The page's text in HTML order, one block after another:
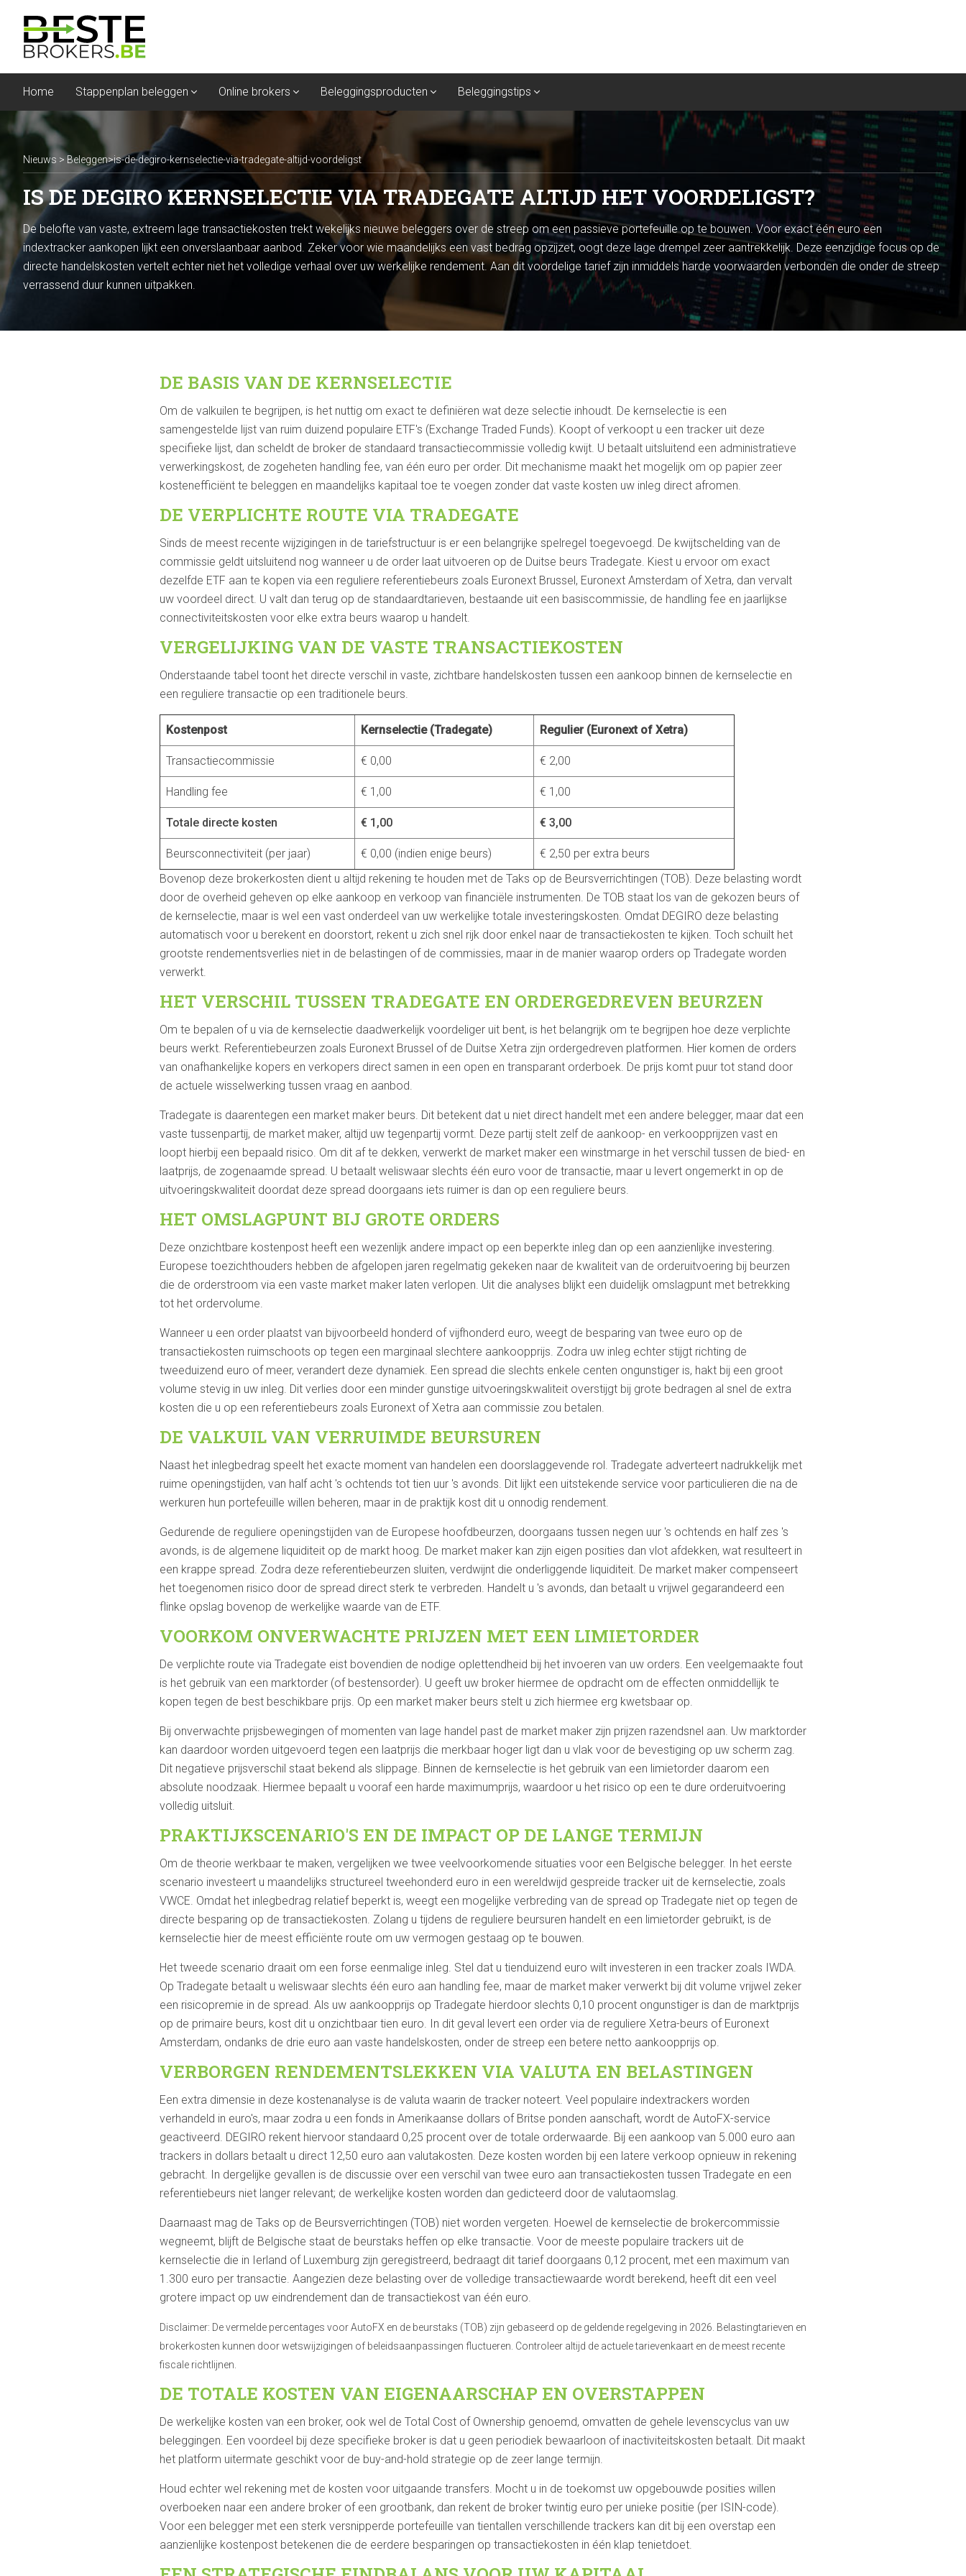
Home Stappenplan beleggen Online brokers Beleggingsproducten Beleggingstips
Nieuws > Beleggen>is-de-degiro-kernselectie-via-tradegate-altijd-voordeligst
IS DE DEGIRO KERNSELECTIE VIA TRADEGATE ALTIJD HET VOORDELIGST?
De belofte van vaste, extreem lage transactiekosten trekt wekelijks nieuwe beleggers over de streep om een passieve portefeuille op te bouwen. Voor exact één euro een
indextracker aankopen lijkt een onverslaanbaar aanbod. Zeker voor wie maandelijks een vast bedrag opzijzet, oogt deze lage drempel zeer aantrekkelijk. Deze eenzijdige focus op de
directe handelskosten vertelt echter niet het volledige verhaal over uw werkelijke rendement. Aan dit voordelige tarief zijn inmiddels harde voorwaarden verbonden die onder de streep
verrassend duur kunnen uitpakken.
DE BASIS VAN DE KERNSELECTIE
Om de valkuilen te begrijpen, is het nuttig om exact te definiëren wat deze selectie inhoudt. De kernselectie is een
samengestelde lijst van ruim duizend populaire ETF's (Exchange Traded Funds). Koopt of verkoopt u een tracker uit deze
specifieke lijst, dan scheldt de broker de standaard transactiecommissie volledig kwijt. U betaalt uitsluitend een administratieve
verwerkingskost, de zogeheten handling fee, van één euro per order. Dit mechanisme maakt het mogelijk om op papier zeer
kostenefficiënt te beleggen en maandelijks kapitaal toe te voegen zonder dat vaste kosten uw inleg direct afromen.
DE VERPLICHTE ROUTE VIA TRADEGATE
Sinds de meest recente wijzigingen in de tariefstructuur is er een belangrijke spelregel toegevoegd. De kwijtschelding van de
commissie geldt uitsluitend nog wanneer u de order laat uitvoeren op de Duitse beurs Tradegate. Kiest u ervoor om exact
dezelfde ETF aan te kopen via een reguliere referentiebeurs zoals Euronext Brussel, Euronext Amsterdam of Xetra, dan vervalt
uw voordeel direct. U valt dan terug op de standaardtarieven, bestaande uit een basiscommissie, de handling fee en jaarlijkse
connectiviteitskosten voor elke extra beurs waarop u handelt.
VERGELIJKING VAN DE VASTE TRANSACTIEKOSTEN
Onderstaande tabel toont het directe verschil in vaste, zichtbare handelskosten tussen een aankoop binnen de kernselectie en
een reguliere transactie op een traditionele beurs.
Kostenpost Kernselectie (Tradegate) Regulier (Euronext of Xetra)
Transactiecommissie € 0,00 € 2,00
Handling fee € 1,00 € 1,00
Totale directe kosten € 1,00 € 3,00
Beursconnectiviteit (per jaar) € 0,00 (indien enige beurs)
€ 2,50 per extra beurs
Bovenop deze brokerkosten dient u altijd rekening te houden met de Taks op de Beursverrichtingen (TOB). Deze belasting wordt
door de overheid geheven op elke aankoop en verkoop van financiële instrumenten. De TOB staat los van de gekozen beurs of
de kernselectie, maar is wel een vast onderdeel van uw werkelijke totale investeringskosten. Omdat DEGIRO deze belasting
automatisch voor u berekent en doorstort, rekent u zich snel rijk door enkel naar de transactiekosten te kijken. Toch schuilt het
grootste rendementsverlies niet in de belastingen of de commissies, maar in de manier waarop orders op Tradegate worden
verwerkt.
HET VERSCHIL TUSSEN TRADEGATE EN ORDERGEDREVEN BEURZEN
Om te bepalen of u via de kernselectie daadwerkelijk voordeliger uit bent, is het belangrijk om te begrijpen hoe deze verplichte
beurs werkt. Referentiebeurzen zoals Euronext Brussel of de Duitse Xetra zijn ordergedreven platformen. Hier komen de orders
van onafhankelijke kopers en verkopers direct samen in een open en transparant orderboek. De prijs komt puur tot stand door
de actuele wisselwerking tussen vraag en aanbod.
Tradegate is daarentegen een market maker beurs. Dit betekent dat u niet direct handelt met een andere belegger, maar dat een
vaste tussenpartij, de market maker, altijd uw tegenpartij vormt. Deze partij stelt zelf de aankoop- en verkoopprijzen vast en
loopt hierbij een bepaald risico. Om dit af te dekken, verwerkt de market maker een winstmarge in het verschil tussen de bied- en
laatprijs, de zogenaamde spread. U betaalt weliswaar slechts één euro voor de transactie, maar u levert ongemerkt in op de
uitvoeringskwaliteit doordat deze spread doorgaans iets ruimer is dan op een reguliere beurs.
HET OMSLAGPUNT BIJ GROTE ORDERS
Deze onzichtbare kostenpost heeft een wezenlijk andere impact op een beperkte inleg dan op een aanzienlijke investering.
Europese toezichthouders hebben de afgelopen jaren regelmatig gekeken naar de kwaliteit van de orderuitvoering bij beurzen
die de orderstroom via een vaste market maker laten verlopen. Uit die analyses blijkt een duidelijk omslagpunt met betrekking
tot het ordervolume.
Wanneer u een order plaatst van bijvoorbeeld honderd of vijfhonderd euro, weegt de besparing van twee euro op de
transactiekosten ruimschoots op tegen een marginaal slechtere aankoopprijs. Zodra uw inleg echter stijgt richting de
tweeduizend euro of meer, verandert deze dynamiek. Een spread die slechts enkele centen ongunstiger is, hakt bij een groot
volume stevig in uw inleg. Dit verlies door een minder gunstige uitvoeringskwaliteit overstijgt bij grote bedragen al snel de extra
kosten die u op een referentiebeurs zoals Euronext of Xetra aan commissie zou betalen.
DE VALKUIL VAN VERRUIMDE BEURSUREN
Naast het inlegbedrag speelt het exacte moment van handelen een doorslaggevende rol. Tradegate adverteert nadrukkelijk met
ruime openingstijden, van half acht 's ochtends tot tien uur 's avonds. Dit lijkt een uitstekende service voor particulieren die na de
werkuren hun portefeuille willen beheren, maar in de praktijk kost dit u onnodig rendement.
Gedurende de reguliere openingstijden van de Europese hoofdbeurzen, doorgaans tussen negen uur 's ochtends en half zes 's
avonds, is de algemene liquiditeit op de markt hoog. De market maker kan zijn eigen posities dan vlot afdekken, wat resulteert in
een krappe spread. Zodra deze referentiebeurzen sluiten, verdwijnt die onderliggende liquiditeit. De market maker compenseert
het toegenomen risico door de spread direct sterk te verbreden. Handelt u 's avonds, dan betaalt u vrijwel gegarandeerd een
flinke opslag bovenop de werkelijke waarde van de ETF.
VOORKOM ONVERWACHTE PRIJZEN MET EEN LIMIETORDER
De verplichte route via Tradegate eist bovendien de nodige oplettendheid bij het invoeren van uw orders. Een veelgemaakte fout
is het gebruik van een marktorder (of bestensorder). U geeft uw broker hiermee de opdracht om de effecten onmiddellijk te
kopen tegen de best beschikbare prijs. Op een market maker beurs stelt u zich hiermee erg kwetsbaar op.
Bij onverwachte prijsbewegingen of momenten van lage handel past de market maker zijn prijzen razendsnel aan. Uw marktorder
kan daardoor worden uitgevoerd tegen een laatprijs die merkbaar hoger ligt dan u vlak voor de bevestiging op uw scherm zag.
Dit negatieve prijsverschil staat bekend als slippage. Binnen de kernselectie is het gebruik van een limietorder daarom een
absolute noodzaak. Hiermee bepaalt u vooraf een harde maximumprijs, waardoor u het risico op een te dure orderuitvoering
volledig uitsluit.
PRAKTIJKSCENARIO'S EN DE IMPACT OP DE LANGE TERMIJN
Om de theorie werkbaar te maken, vergelijken we twee veelvoorkomende situaties voor een Belgische belegger. In het eerste
scenario investeert u maandelijks structureel tweehonderd euro in een wereldwijd gespreide tracker uit de kernselectie, zoals
VWCE. Omdat het inlegbedrag relatief beperkt is, weegt een mogelijke verbreding van de spread op Tradegate niet op tegen de
directe besparing op de transactiekosten. Zolang u tijdens de reguliere beursuren handelt en een limietorder gebruikt, is de
kernselectie hier de meest efficiënte route om uw vermogen gestaag op te bouwen.
Het tweede scenario draait om een forse eenmalige inleg. Stel dat u tienduizend euro wilt investeren in een tracker zoals IWDA.
Op Tradegate betaalt u weliswaar slechts één euro aan handling fee, maar de market maker verwerkt bij dit volume vrijwel zeker
een risicopremie in de spread. Als uw aankoopprijs op Tradegate hierdoor slechts 0,10 procent ongunstiger is dan de marktprijs
op de primaire beurs, kost dit u onzichtbaar tien euro. In dit geval levert een order via de reguliere Xetra-beurs of Euronext
Amsterdam, ondanks de drie euro aan vaste handelskosten, onder de streep een betere netto aankoopprijs op.
VERBORGEN RENDEMENTSLEKKEN VIA VALUTA EN BELASTINGEN
Een extra dimensie in deze kostenanalyse is de valuta waarin de tracker noteert. Veel populaire indextrackers worden
verhandeld in euro's, maar zodra u een fonds in Amerikaanse dollars of Britse ponden aanschaft, wordt de AutoFX-service
geactiveerd. DEGIRO rekent hiervoor standaard 0,25 procent over de totale orderwaarde. Bij een aankoop van 5.000 euro aan
trackers in dollars betaalt u direct 12,50 euro aan valutakosten. Deze kosten worden bij een latere verkoop opnieuw in rekening
gebracht. In dergelijke gevallen is de discussie over een verschil van twee euro aan transactiekosten tussen Tradegate en een
referentiebeurs niet langer relevant; de werkelijke kosten worden dan gedicteerd door de valutaomslag.
Daarnaast mag de Taks op de Beursverrichtingen (TOB) niet worden vergeten. Hoewel de kernselectie de brokercommissie
wegneemt, blijft de Belgische staat de beurstaks heffen op elke transactie. Voor de meeste populaire trackers uit de
kernselectie die in Ierland of Luxemburg zijn geregistreerd, bedraagt dit tarief doorgaans 0,12 procent, met een maximum van
1.300 euro per transactie. Aangezien deze belasting over de volledige transactiewaarde wordt berekend, heeft dit een veel
grotere impact op uw eindrendement dan de transactiekost van één euro.
Disclaimer: De vermelde percentages voor AutoFX en de beurstaks (TOB) zijn gebaseerd op de geldende regelgeving in 2026. Belastingtarieven en
brokerkosten kunnen door wetswijzigingen of beleidsaanpassingen fluctueren. Controleer altijd de actuele tarievenkaart en de meest recente
fiscale richtlijnen.
DE TOTALE KOSTEN VAN EIGENAARSCHAP EN OVERSTAPPEN
De werkelijke kosten van een broker, ook wel de Total Cost of Ownership genoemd, omvatten de gehele levenscyclus van uw
beleggingen. Een voordeel bij deze specifieke broker is dat u geen periodiek bewaarloon of inactiviteitskosten betaalt. Dit maakt
het platform uitermate geschikt voor de buy-and-hold strategie op de zeer lange termijn.
Houd echter wel rekening met de kosten voor uitgaande transfers. Mocht u in de toekomst uw opgebouwde posities willen
overboeken naar een andere broker of een grootbank, dan rekent de broker twintig euro per unieke positie (per ISIN-code).
Voor een belegger met een sterk versnipperde portefeuille van tientallen verschillende trackers kan dit bij een overstap een
aanzienlijke kostenpost betekenen die de eerdere besparingen op transactiekosten in één klap tenietdoet.